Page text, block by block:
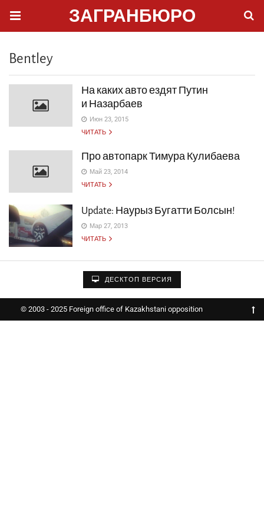
ЗАГРАНБЮРО
Bentley
На каких авто ездят Путин
и Назарбаев
Июн 23, 2015
ЧИТАТЬ
Про автопарк Тимура Кулибаева
Май 23, 2014
ЧИТАТЬ
Update: Наурыз Бугатти Болсын!
Мар 27, 2013
ЧИТАТЬ
ДЕСКТОП ВЕРСИЯ
© 2003 - 2025 Foreign office of Kazakhstani opposition